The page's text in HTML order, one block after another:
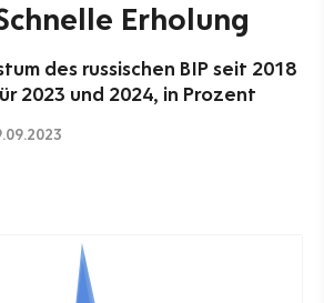
Erholung
des russischen BIP seit 2018
2023 und 2024, in Prozent